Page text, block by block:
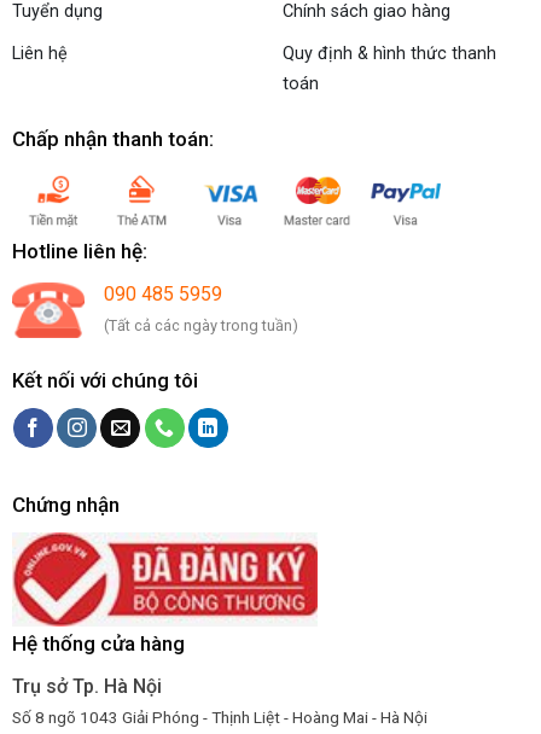
Tuyển dụng
Liên hệ
Chính sách giao hàng
Quy định & hình thức thanh
toán
Chấp nhận thanh toán:
Hotline liên hệ:
090 485 5959
(Tất cả các ngày trong tuần)
Kết nối với chúng tôi
Chứng nhận
Hệ thống cửa hàng
Trụ sở Tp. Hà Nội
Số 8 ngõ 1043 Giải Phóng - Thịnh Liệt - Hoàng Mai - Hà Nội